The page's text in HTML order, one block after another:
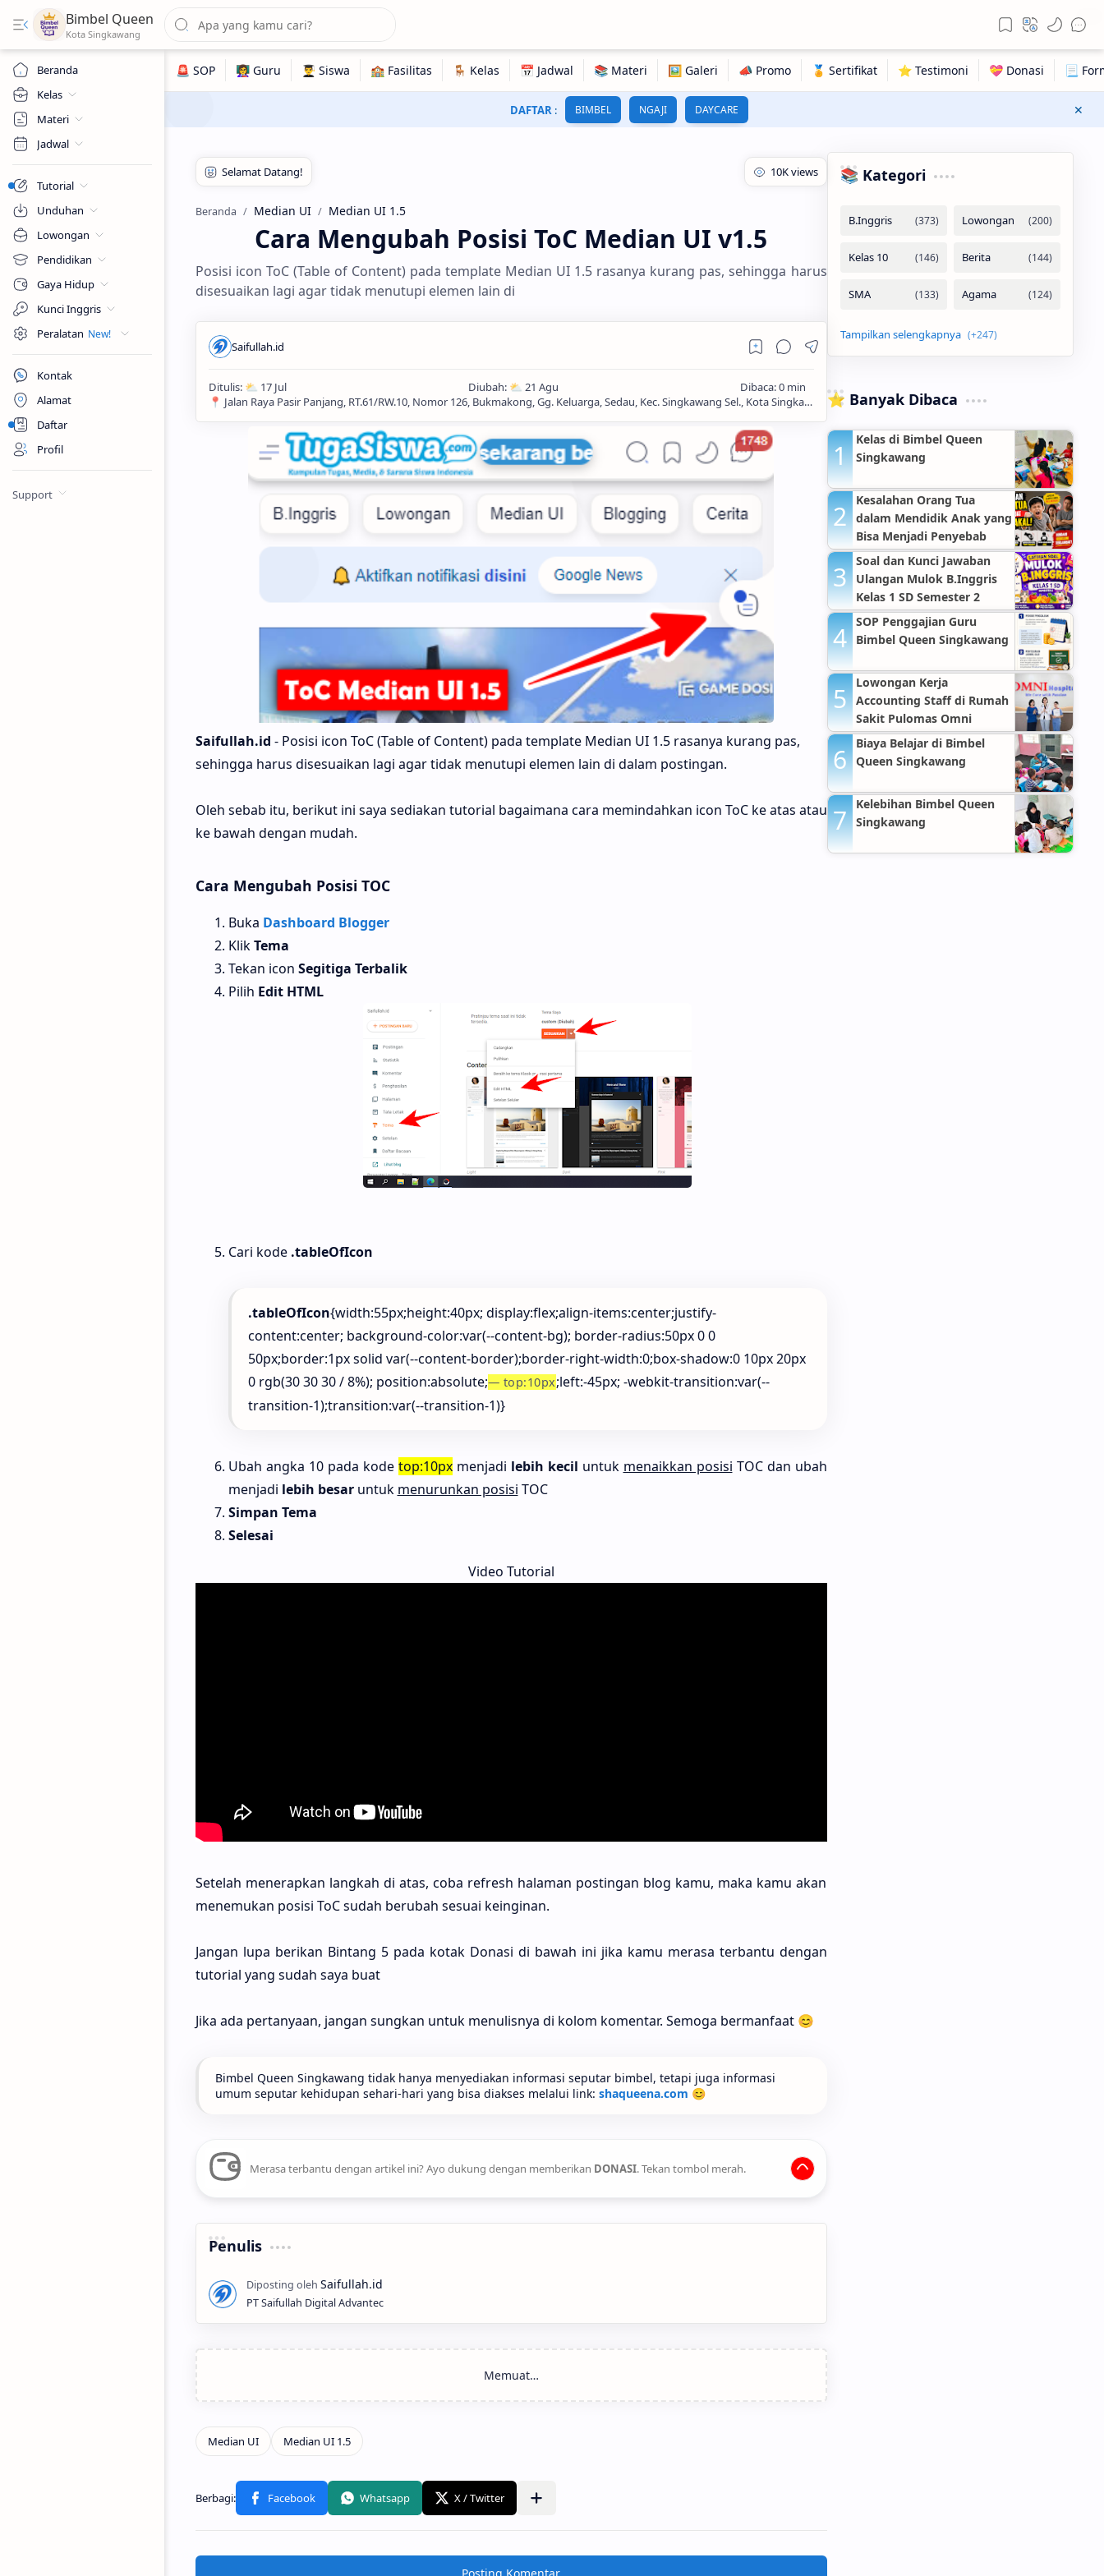
Bimbel Queen 1798
Beranda
Kelas
Materi
Jadwal
Tutorial
Unduhan
Lowongan
Pendidikan
Gaya Hidup
Kunci Inggris
Peralatan
Kontak
Alamat
Daftar
Profil
Support
DAFTAR : BIMBEL NGAJI DAYCARE
Beranda Median UI Median UI 1.5
Cara Mengubah Posisi ToC Median UI v1.5
Posisi icon ToC (Table of Content) pada template Median UI 1.5 rasanya kurang pas, sehingga harus
disesuaikan lagi agar tidak menutupi elemen lain di
Saifullah.id - Posisi icon ToC (Table of Content) pada template Median UI 1.5 rasanya kurang pas,
sehingga harus disesuaikan lagi agar tidak menutupi elemen lain di dalam postingan.
Oleh sebab itu, berikut ini saya sediakan tutorial bagaimana cara memindahkan icon ToC ke atas atau
ke bawah dengan mudah.
Cara Mengubah Posisi TOC
Buka Dashboard Blogger
KlikTema
Tekan icon Segitiga Terbalik
Pilih Edit HTML
Cari kode .tableOfIcon
.tableOfIcon{width:55px;height:40px; display:flex;align-items:center;justify-
content:center; background-color:var(--content-bg); border-radius:50px 0 0
50px;border:1px solid var(--content-border);border-right-width:0;box-shadow:0 10px 20px
0 rgb(30 30 30 / 8%); position:absolute;
top:10px;left:-45px; -webkit-transition:var(--
transition-1);transition:var(--transition-1)}
Ubah angka 10 pada kode top:10pxmenjadi lebih kecil untuk menaikkan posisi TOC dan ubah
menjadi lebih besar untuk menurunkan posisi TOC
Simpan Tema
Selesai
Video Tutorial
Setelah menerapkan langkah di atas, coba refresh halaman postingan blog kamu, maka kamu akan
menemukan posisi ToC sudah berubah sesuai keinginan.
Jangan lupa berikan Bintang 5 pada kotak Donasi di bawah ini jika kamu merasa terbantu dengan
tutorial yang sudah saya buat
Jika ada pertanyaan, jangan sungkan untuk menulisnya di kolom komentar. Semoga bermanfaat 😊
Bimbel Queen Singkawang tidak hanya menyediakan informasi seputar bimbel, tetapi juga informasi
umum seputar kehidupan sehari-hari yang bisa diakses melalui link: shaqueena.com 😊
Merasa terbantu dengan artikel ini? Ayo dukung dengan memberikan DONASI. Tekan tombol merah.
Penulis
PT Saifullah Digital Advantec
Posting Komentar
📚 Kategori
⭐ Banyak Dibaca
Kelas di Bimbel Queen
Singkawang
Kesalahan Orang Tua
dalam Mendidik Anak yang
Bisa Menjadi Penyebab
Anak Nakal
Soal dan Kunci Jawaban
Ulangan Mulok B.Inggris
Kelas 1 SD Semester 2
SOP Penggajian Guru
Bimbel Queen Singkawang
Lowongan Kerja
Accounting Staff di Rumah
Sakit Pulomas Omni
Hospitals Jakarta Timur
Biaya Belajar di Bimbel
Queen Singkawang
Kelebihan Bimbel Queen
Singkawang